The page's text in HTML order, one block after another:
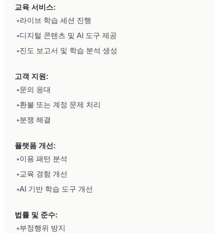
교육 서비스:
•라이브 학습 세션 진행
•디지털 콘텐츠 및 AI 도구 제공
•진도 보고서 및 학습 분석 생성
고객 지원:
•문의 응대
•환불 또는 계정 문제 처리
•분쟁 해결
플랫폼 개선:
•이용 패턴 분석
•교육 경험 개선
•AI 기반 학습 도구 개선
법률 및 준수:
•부정행위 방지